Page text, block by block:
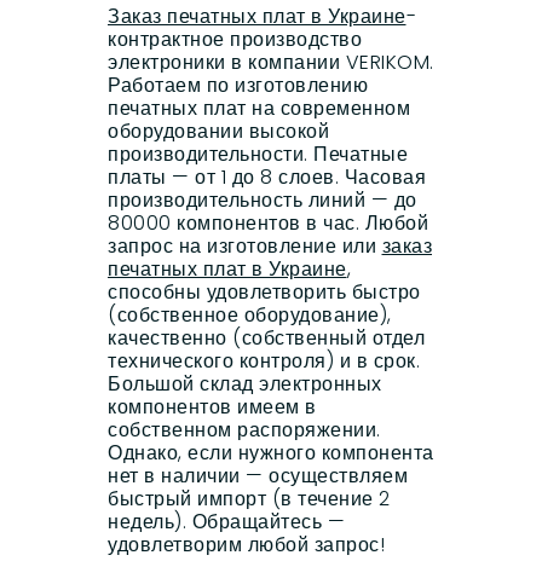
Заказ печатных плат в Украине-
контрактное производство
электроники в компании VERIKOM.
Работаем по изготовлению
печатных плат на современном
оборудовании высокой
производительности. Печатные
платы — от 1 до 8 слоев. Часовая
производительность линий — до
80000 компонентов в час. Любой
запрос на изготовление или заказ
печатных плат в Украине,
способны удовлетворить быстро
(собственное оборудование),
качественно (собственный отдел
технического контроля) и в срок.
Большой склад электронных
компонентов имеем в
собственном распоряжении.
Однако, если нужного компонента
нет в наличии — осуществляем
быстрый импорт (в течение 2
недель). Обращайтесь —
удовлетворим любой запрос!